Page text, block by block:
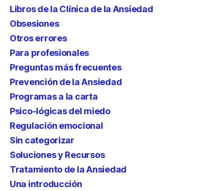
Libros de la Clínica de la Ansiedad
Obsesiones
Otros errores
Para profesionales
Preguntas más frecuentes
Prevención de la Ansiedad
Programas a la carta
Psico-lógicas del miedo
Regulación emocional
Sin categorizar
Soluciones y Recursos
Tratamiento de la Ansiedad
Una introducción